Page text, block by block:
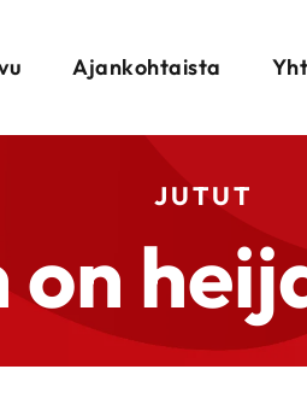
Ajankohtaista
JUTUT
on